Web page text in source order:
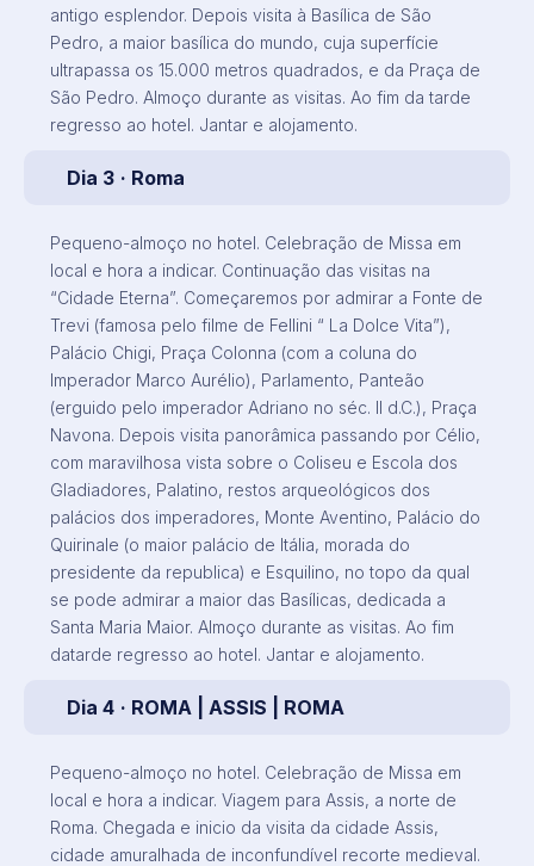
antigo esplendor. Depois visita à Basílica de São
Pedro, a maior basílica do mundo, cuja superfície
ultrapassa os 15.000 metros quadrados, e da Praça de
São Pedro. Almoço durante as visitas. Ao fim da tarde
regresso ao hotel. Jantar e alojamento.
Dia 3 · Roma
Pequeno-almoço no hotel. Celebração de Missa em
local e hora a indicar. Continuação das visitas na
“Cidade Eterna”. Começaremos por admirar a Fonte de
Trevi (famosa pelo filme de Fellini “ La Dolce Vita”),
Palácio Chigi, Praça Colonna (com a coluna do
Imperador Marco Aurélio), Parlamento, Panteão
(erguido pelo imperador Adriano no séc. II d.C.), Praça
Navona. Depois visita panorâmica passando por Célio,
com maravilhosa vista sobre o Coliseu e Escola dos
Gladiadores, Palatino, restos arqueológicos dos
palácios dos imperadores, Monte Aventino, Palácio do
Quirinale (o maior palácio de Itália, morada do
presidente da republica) e Esquilino, no topo da qual
se pode admirar a maior das Basílicas, dedicada a
Santa Maria Maior. Almoço durante as visitas. Ao fim
datarde regresso ao hotel. Jantar e alojamento.
Dia 4 · ROMA | ASSIS | ROMA
Pequeno-almoço no hotel. Celebração de Missa em
local e hora a indicar. Viagem para Assis, a norte de
Roma. Chegada e inicio da visita da cidade Assis,
cidade amuralhada de inconfundível recorte medieval.